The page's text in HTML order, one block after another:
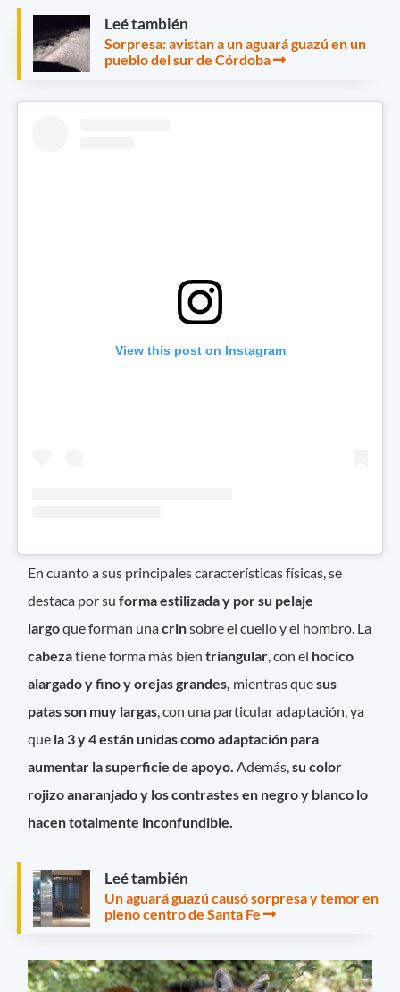
Leé también
Sorpresa: avistan a un aguará guazú en un
pueblo del sur de Córdoba
View this post on Instagram
En cuanto a sus principales características físicas, se
destaca por su forma estilizada y por su pelaje
largoque forman unacrinsobre el cuello y el hombro. La
cabezatiene forma más bientriangular, con el hocico
alargado y fino y orejas grandes, mientras quesus
patas son muy largas, con una particular adaptación, ya
que la 3 y 4 están unidas como adaptación para
aumentar la superficie de apoyo. Además,su color
rojizo anaranjado y los contrastes en negro y blanco lo
hacen totalmente inconfundible.
Leé también
Un aguará guazú causó sorpresa y temor en
pleno centro de Santa Fe